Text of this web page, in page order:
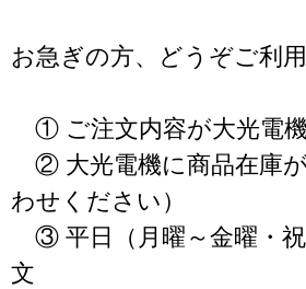
お急ぎの方、どうぞご利
① ご注文内容が大光電
② 大光電機に商品在庫
わせください）
③ 平日（月曜～金曜・
文